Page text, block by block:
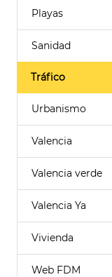
Playas
Sanidad
Tráfico
Urbanismo
Valencia
Valencia verde
Valencia Ya
Vivienda
Web FDM